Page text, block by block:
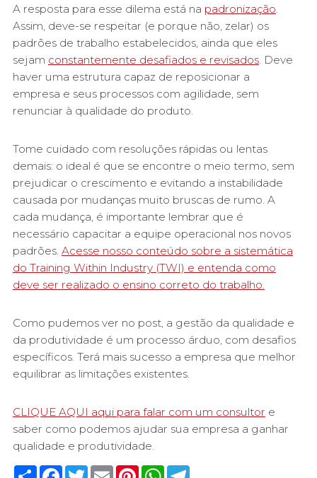
A resposta para esse dilema está na padronização
Assim, deve-se respeitar (e porque não, zelar) os
padrões de trabalho estabelecidos, ainda que eles
sejam constantemente desafiados e revisados. Deve
haver uma estrutura capaz de reposicionar a
empresa e seus processos com agilidade, sem
renunciar à qualidade do produto.
Tome cuidado com resoluções rápidas ou lentas
demais: o ideal é que se encontre o meio termo, sem
prejudicar o crescimento e evitando a instabilidade
causada por mudanças muito bruscas de rumo. A
cada mudança, é importante lembrar que é
necessário capacitar a equipe operacional nos novos
padrões. Acesse nosso conteúdo sobre a sistemática
do Training Within Industry (TWI) e entenda como
deve ser realizado o ensino correto do trabalho.
Como pudemos ver no post, a gestão da qualidade e
da produtividade é um processo árduo, com desafios
específicos. Terá mais sucesso a empresa que melhor
equilibrar as limitações existentes.
CLIQUE AQUI aqui para falar com um consultor e
saber como podemos ajudar sua empresa a ganhar
qualidade e produtividade.
ShareFacebook
TwitterEmailPinterestWhatsApp
Telegram